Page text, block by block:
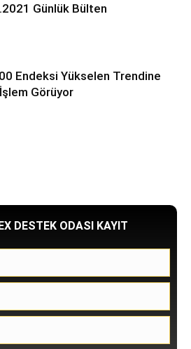
Günlük Bülten
Endeksi Yükselen Trendine
İşlem Görüyor
DESTEK ODASI KAYIT